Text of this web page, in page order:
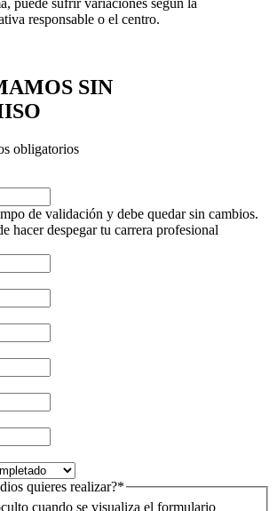
responsable o el centro.
SIN
obligatorios
de validación y debe quedar sin cambios.
hacer despegar tu carrera profesional
cuando se visualiza el formulario
quieres realizar?*